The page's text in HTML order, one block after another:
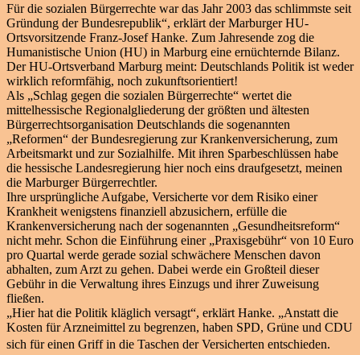
Für die sozialen Bürgerrechte war das Jahr 2003 das schlimmste seit
Gründung der Bundesrepublik“, erklärt der Marburger HU-
Ortsvorsitzende Franz-Josef Hanke. Zum Jahresende zog die
Humanistische Union (HU) in Marburg eine ernüchternde Bilanz.
Der HU-Ortsverband Marburg meint: Deutschlands Politik ist weder
wirklich reformfähig, noch zukunftsorientiert!
Als „Schlag gegen die sozialen Bürgerrechte“ wertet die
mittelhessische Regionalgliederung der größten und ältesten
Bürgerrechtsorganisation Deutschlands die sogenannten
„Reformen“ der Bundesregierung zur Krankenversicherung, zum
Arbeitsmarkt und zur Sozialhilfe. Mit ihren Sparbeschlüssen habe
die hessische Landesregierung hier noch eins draufgesetzt, meinen
die Marburger Bürgerrechtler.
Ihre ursprüngliche Aufgabe, Versicherte vor dem Risiko einer
Krankheit wenigstens finanziell abzusichern, erfülle die
Krankenversicherung nach der sogenannten „Gesundheitsreform“
nicht mehr. Schon die Einführung einer „Praxisgebühr“ von 10 Euro
pro Quartal werde gerade sozial schwächere Menschen davon
abhalten, zum Arzt zu gehen. Dabei werde ein Großteil dieser
Gebühr in die Verwaltung ihres Einzugs und ihrer Zuweisung
fließen.
„Hier hat die Politik kläglich versagt“, erklärt Hanke. „Anstatt die
Kosten für Arzneimittel zu begrenzen, haben SPD, Grüne und CDU
sich für einen Griff in die Taschen der Versicherten entschieden.